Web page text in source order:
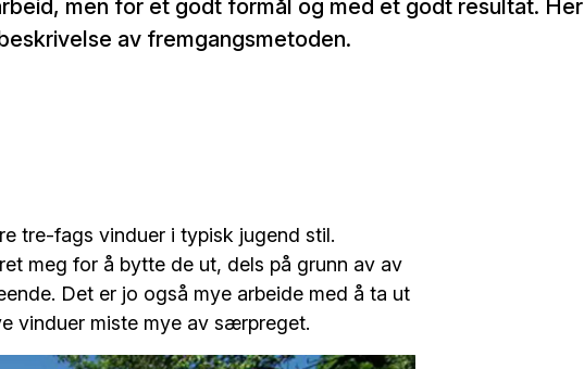
men for et godt formål og med et godt resultat. Her
av fremgangsmetoden.
tre-fags vinduer i typisk jugend stil.
meg for å bytte de ut, dels på grunn av av
Det er jo også mye arbeide med å ta ut
vinduer miste mye av særpreget.